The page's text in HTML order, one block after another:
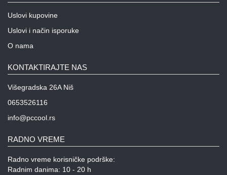
Uslovi kupovine
Uslovi i način isporuke
O nama
KONTAKTIRAJTE NAS
Višegradska 26A Niš
0653526116
info@pccool.rs
RADNO VREME
Radno vreme korisničke podrške:
Radnim danima: 10 - 20 h